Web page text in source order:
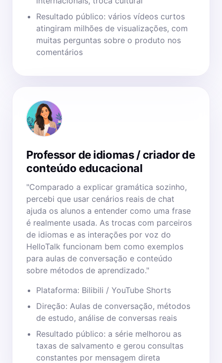
Resultado público: vários vídeos curtos
atingiram milhões de visualizações, com
muitas perguntas sobre o produto nos
comentários
Professor de idiomas / criador de
conteúdo educacional
"Comparado a explicar gramática sozinho,
percebi que usar cenários reais de chat
ajuda os alunos a entender como uma frase
é realmente usada. As trocas com parceiros
de idiomas e as interações por voz do
HelloTalk funcionam bem como exemplos
para aulas de conversação e conteúdo
sobre métodos de aprendizado."
Plataforma: Bilibili / YouTube Shorts
Direção: Aulas de conversação, métodos
de estudo, análise de conversas reais
Resultado público: a série melhorou as
taxas de salvamento e gerou consultas
constantes por mensagem direta